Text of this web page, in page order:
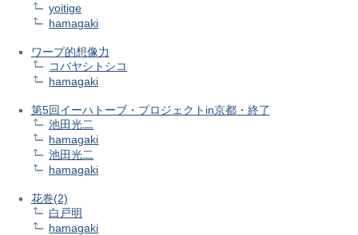
yoitige
hamagaki
ワープ的想像力
コバヤシトシコ
hamagaki
第5回イーハトーブ・プロジェクトin京都・終了
池田光二
hamagaki
池田光二
hamagaki
花巻(2)
白戸明
hamagaki